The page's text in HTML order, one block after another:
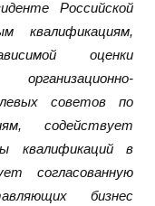
Российской
квалификациям,
оценки
советов по
содействует
квалификаций в
согласованную
бизнес